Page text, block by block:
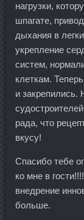
нагрузки,
шпагате,
дыхания в
укрепление
систем,
клеткам.
и закрепились.
рада, что
вкусу!
Спасибо тебе
ко мне в
внедрение
больше.